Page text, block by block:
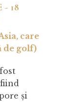
- 18
care
de golf)
și